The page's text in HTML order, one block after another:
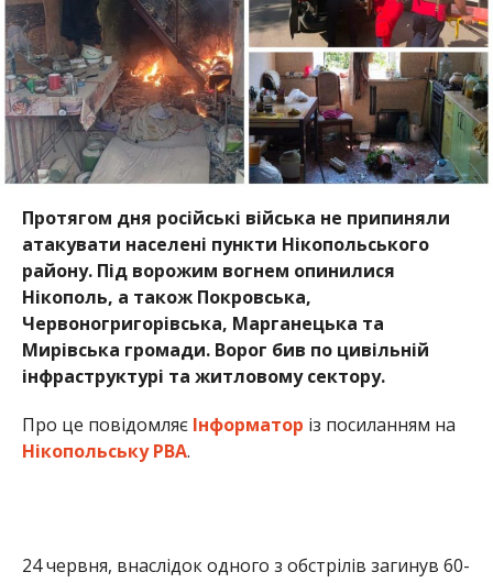
Червоногригорівська, Марганецька та
Мирівська громади. Ворог бив по цивільній
інфраструктурі та житловому сектору.
Про це повідомляєІнформаторіз посиланням на
Нікопольську РВА.
24 червня, внаслідок одного з обстрілів загинув 60-
річний чоловік. Також поранення отримали троє
людей. Один із постраждалих у стані середньої
тяжкості перебуває у лікарні. Ще двом потерпілим
надали необхідну допомогу, вони проходитимуть
подальше лікування амбулаторно.
Через обстріли пошкоджені приватні будинки та
автомобілі. На місцях влучань продовжують
допомогу постраждалим.